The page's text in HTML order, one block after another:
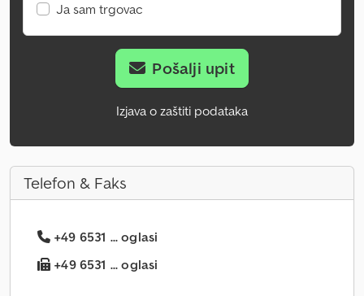
Ja sam trgovac
Pošalji upit
Izjava o zaštiti podataka
Telefon & Faks
+49 6531 ... oglasi
+49 6531 ... oglasi